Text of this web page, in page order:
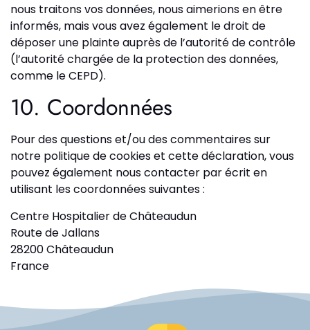
nous traitons vos données, nous aimerions en être
informés, mais vous avez également le droit de
déposer une plainte auprès de l’autorité de contrôle
(l’autorité chargée de la protection des données,
comme le CEPD).
10. Coordonnées
Pour des questions et/ou des commentaires sur
notre politique de cookies et cette déclaration, vous
pouvez également nous contacter par écrit en
utilisant les coordonnées suivantes :
Centre Hospitalier de Châteaudun
Route de Jallans
28200 Châteaudun
France